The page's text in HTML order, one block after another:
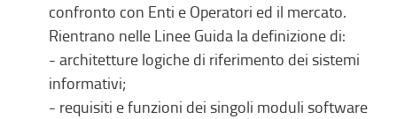
confronto con Enti e Operatori ed il mercato.
Rientrano nelle Linee Guida la definizione di:
- architetture logiche di riferimento dei sistemi
informativi;
- requisiti e funzioni dei singoli moduli software